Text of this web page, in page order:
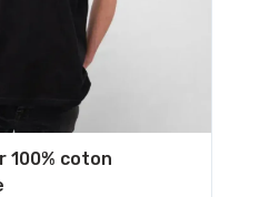
100% coton